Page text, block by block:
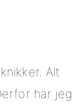
Alt
har jeg